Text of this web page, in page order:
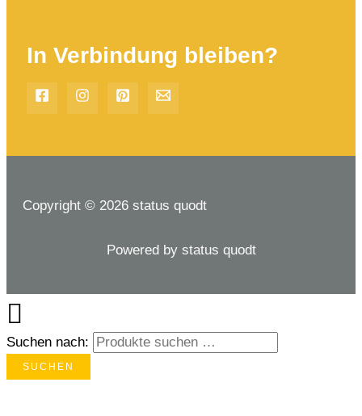
In Verbindung bleiben?
Copyright © 2026 status quodt
Powered by status quodt
Suchen nach:
SUCHEN